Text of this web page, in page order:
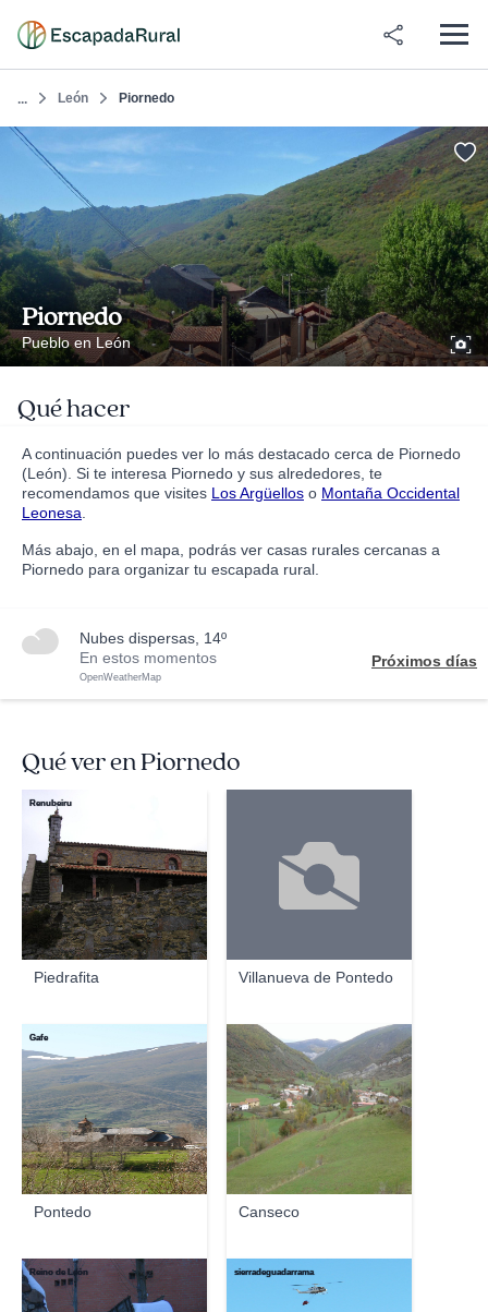
... León Piornedo
Piornedo
Pueblo en León
Qué hacer
A continuación puedes ver lo más destacado cerca de Piornedo
(León). Si te interesa Piornedo y sus alrededores, te
recomendamos que visites Los Argüellos o Montaña Occidental
Leonesa
Más abajo, en el mapa, podrás ver casas rurales cercanas a
Piornedo para organizar tu escapada rural.
nubes dispersas, 14º
En estos momentos
OpenWeatherMap
Próximos días
Qué ver en Piornedo
Piedrafita
Renubeiru
Villanueva de Pontedo
Pontedo
Gafe
Canseco
Reino de León sierradeguadarrama